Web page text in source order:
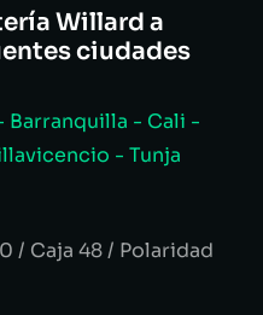
Willard a
ciudades
- Cali -
- Tunja
/ Caja 48 / Polaridad